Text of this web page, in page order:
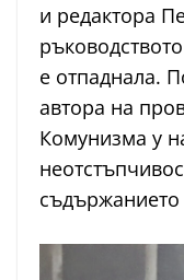
и редактора
е отпаднала.
автора на
Комунизма у
съдържанието